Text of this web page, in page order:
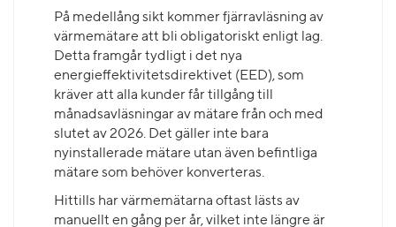
På medellång sikt kommer fjärravläsning av
värmemätare att bli obligatoriskt enligt lag.
Detta framgår tydligt i det nya
energieffektivitetsdirektivet (EED), som
kräver att alla kunder får tillgång till
månadsavläsningar av mätare från och med
slutet av 2026. Det gäller inte bara
nyinstallerade mätare utan även befintliga
mätare som behöver konverteras.
Hittills har värmemätarna oftast lästs av
manuellt en gång per år, vilket inte längre är